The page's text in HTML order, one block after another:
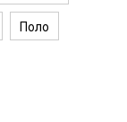
Поло